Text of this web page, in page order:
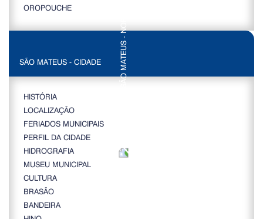
OROPOUCHE
SÃO MATEUS - CIDADE
HISTÓRIA
LOCALIZAÇÃO
FERIADOS MUNICIPAIS
PERFIL DA CIDADE
HIDROGRAFIA
MUSEU MUNICIPAL
CULTURA
BRASÃO
BANDEIRA